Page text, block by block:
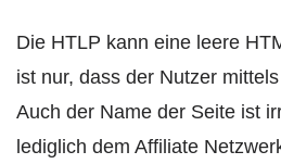
Die HTLP kann eine leere
ist nur, dass der Nutzer
Auch der Name der Seite ist
lediglich dem Affiliate